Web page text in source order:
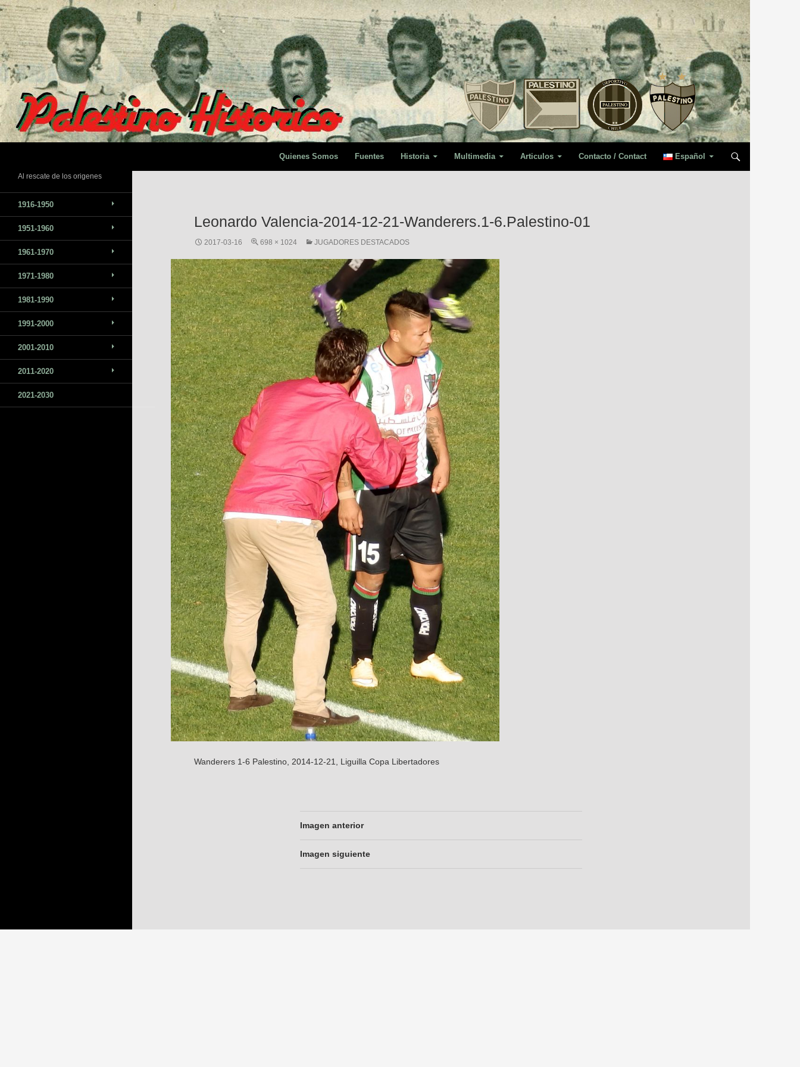
Saltar
al
contenido
Quienes Somos Fuentes Historia Multimedia Articulos Contacto / Contact Español
Leonardo Valencia-2014-12-21-Wanderers.1-6.Palestino-01
2017-03-16 698 × 1024 JUGADORES DESTACADOS
Wanderers 1-6 Palestino, 2014-12-21, Liguilla Copa Libertadores
Imagen anterior
Imagen siguiente
Al rescate de los origenes
1916-1950
1951-1960
1961-1970
1971-1980
1981-1990
1991-2000
2001-2010
2011-2020
2021-2030